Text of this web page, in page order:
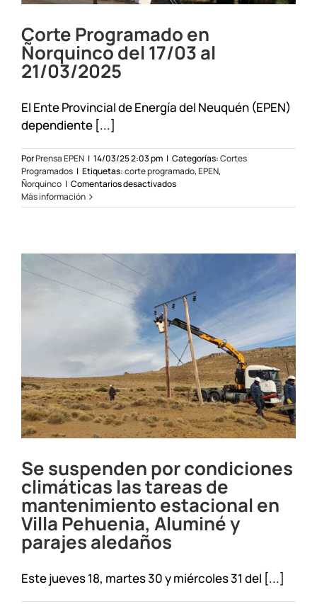
Corte Programado en
Ñorquinco del 17/03 al
21/03/2025
El Ente Provincial de Energía del Neuquén (EPEN)
dependiente [...]
PorPrensa EPEN | 14/03/25 2:03 pm | Categorías:Cortes
Programados | Etiquetas:corte programado,EPEN,
Ñorquinco | Comentarios desactivadosen
Programado
Más información
Se suspenden por condiciones
climáticas las tareas de
mantenimiento estacional en
Villa Pehuenia, Aluminé y
parajes aledaños
Este jueves 18, martes 30 y miércoles 31 del [...]